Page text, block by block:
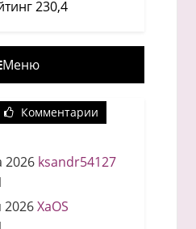
230,4
Меню
Комментарии
2026 ksandr54127
2026XaOS